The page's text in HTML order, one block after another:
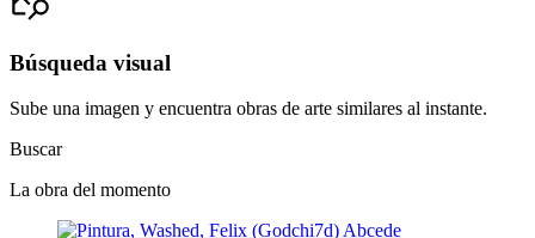
Búsqueda visual
Sube una imagen y encuentra obras de arte similares al instante.
Buscar
La obra del momento